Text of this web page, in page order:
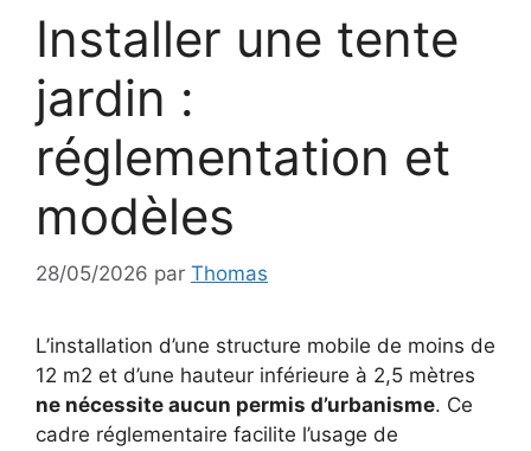
Installer une tente
jardin :
réglementation et
modèles
28/05/2026 par Thomas
L’installation d’une structure mobile de moins de
12 m2 et d’une hauteur inférieure à 2,5 mètres
ne nécessite aucun permis d’urbanisme. Ce
cadre réglementaire facilite l’usage de